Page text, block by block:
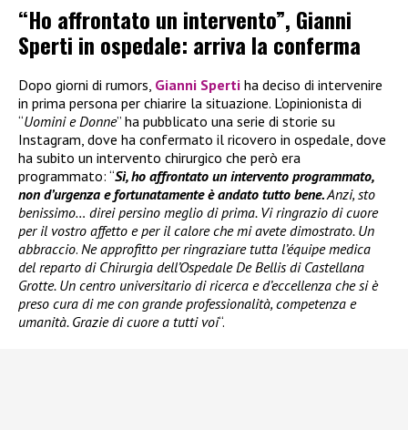
“Ho affrontato un intervento”, Gianni
Sperti in ospedale: arriva la conferma
Dopo giorni di rumors, Gianni Sperti ha deciso di intervenire
in prima persona per chiarire la situazione. L’opinionista di
“Uomini e Donne” ha pubblicato una serie di storie su
Instagram, dove ha confermato il ricovero in ospedale, dove
ha subito un intervento chirurgico che però era
programmato: “Sì, ho affrontato un intervento programmato,
non d’urgenza e fortunatamente è andato tutto bene.Anzi, sto
benissimo… direi persino meglio di prima. Vi ringrazio di cuore
per il vostro affetto e per il calore che mi avete dimostrato. Un
abbraccio. Ne approfitto per ringraziare tutta l’équipe medica
del reparto di Chirurgia dell’Ospedale De Bellis di Castellana
Grotte. Un centro universitario di ricerca e d’eccellenza che si è
preso cura di me con grande professionalità, competenza e
umanità. Grazie di cuore a tutti voi“.